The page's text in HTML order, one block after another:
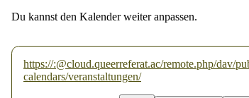
Du kannst den Kalender weiter anpassen.
https://:@cloud.queerreferat.ac/remote.php/dav/
calendars/veranstaltungen/